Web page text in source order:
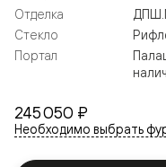
245 050 ₽
Необходимо выбрать
Отделка
Стекло
Портал